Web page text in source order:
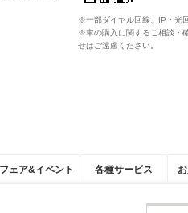
※一部ダイヤル回線、IP・光
※車の購入に関するご相談・
せはご遠慮ください。
フェア&イベント 各種サービス